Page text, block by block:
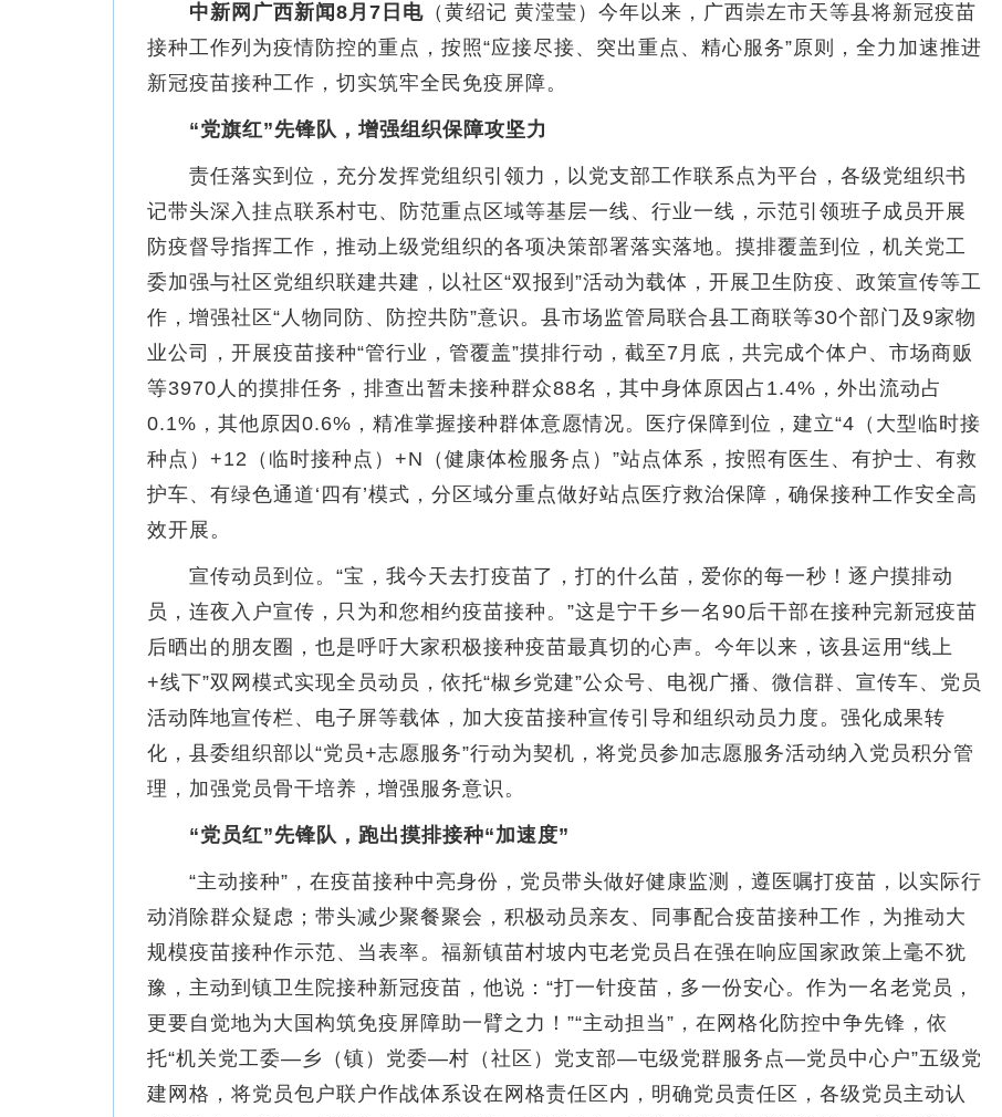
中新网广西新闻8月7日电 （黄绍记 黄滢莹）今年以来，广西崇左市天等县将新冠疫苗
接种工作列为疫情防控的重点，按照“应接尽接、突出重点、精心服务”原则，全力加速推进
新冠疫苗接种工作，切实筑牢全民免疫屏障。
“党旗红”先锋队，增强组织保障攻坚力
责任落实到位，充分发挥党组织引领力，以党支部工作联系点为平台，各级党组织书
记带头深入挂点联系村屯、防范重点区域等基层一线、行业一线，示范引领班子成员开展
防疫督导指挥工作，推动上级党组织的各项决策部署落实落地。摸排覆盖到位，机关党工
委加强与社区党组织联建共建，以社区“双报到”活动为载体，开展卫生防疫、政策宣传等工
作，增强社区“人物同防、防控共防”意识。县市场监管局联合县工商联等30个部门及9家物
业公司，开展疫苗接种“管行业，管覆盖”摸排行动，截至7月底，共完成个体户、市场商贩
等3970人的摸排任务，排查出暂未接种群众88名，其中身体原因占1.4%，外出流动占
0.1%，其他原因0.6%，精准掌握接种群体意愿情况。医疗保障到位，建立“4（大型临时接
种点）+12（临时接种点）+N（健康体检服务点）”站点体系，按照有医生、有护士、有救
护车、有绿色通道‘四有’模式，分区域分重点做好站点医疗救治保障，确保接种工作安全高
效开展。
宣传动员到位。“宝，我今天去打疫苗了，打的什么苗，爱你的每一秒！逐户摸排动
员，连夜入户宣传，只为和您相约疫苗接种。”这是宁干乡一名90后干部在接种完新冠疫苗
后晒出的朋友圈，也是呼吁大家积极接种疫苗最真切的心声。今年以来，该县运用“线上
+线下”双网模式实现全员动员，依托“椒乡党建”公众号、电视广播、微信群、宣传车、党员
活动阵地宣传栏、电子屏等载体，加大疫苗接种宣传引导和组织动员力度。强化成果转
化，县委组织部以“党员+志愿服务”行动为契机，将党员参加志愿服务活动纳入党员积分管
理，加强党员骨干培养，增强服务意识。
“党员红”先锋队，跑出摸排接种“加速度”
“主动接种”，在疫苗接种中亮身份，党员带头做好健康监测，遵医嘱打疫苗，以实际行
动消除群众疑虑；带头减少聚餐聚会，积极动员亲友、同事配合疫苗接种工作，为推动大
规模疫苗接种作示范、当表率。福新镇苗村坡内屯老党员吕在强在响应国家政策上毫不犹
豫，主动到镇卫生院接种新冠疫苗，他说：“打一针疫苗，多一份安心。作为一名老党员，
更要自觉地为大国构筑免疫屏障助一臂之力！”“主动担当”，在网格化防控中争先锋，依
托“机关党工委—乡（镇）党委—村（社区）党支部—屯级党群服务点—党员中心户”五级党
建网格，将党员包户联户作战体系设在网格责任区内，明确党员责任区，各级党员主动认